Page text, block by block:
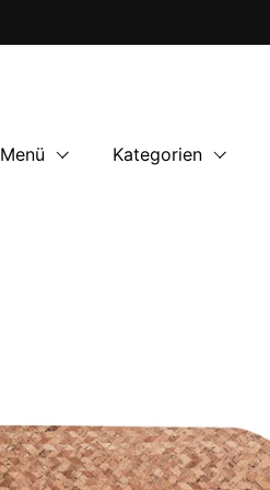
Menü Kategorien